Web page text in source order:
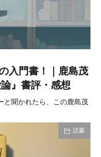
入門書！｜鹿島茂
』書評・感想
と聞かれたら、この鹿島茂
読書